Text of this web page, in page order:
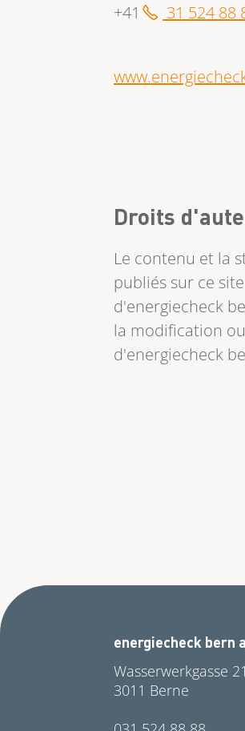
+41
31 524 88
Droits
Le contenu et la
publiés sur ce
d'energiecheck
la modification
d'energiecheck
energiecheck bern
Wasserwerkgasse 21
3011 Berne